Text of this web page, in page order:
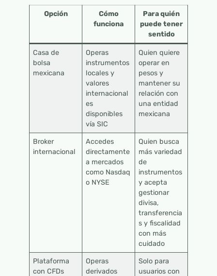
Opción
Cómo
funciona
Para quién
puede tener
sentido
Casa de
bolsa
mexicana
Operas
instrumentos
locales y
valores
internacional
es
disponibles
vía SIC
Quien quiere
operar en
pesos y
mantener su
relación con
una entidad
mexicana
Broker
internacional
Accedes
directamente
a mercados
como Nasdaq
o NYSE
Quien busca
más variedad
de
instrumentos
y acepta
gestionar
divisa,
transferencia
s y fiscalidad
con más
cuidado
Plataforma
con CFDs
Operas
derivados
Solo para
usuarios con